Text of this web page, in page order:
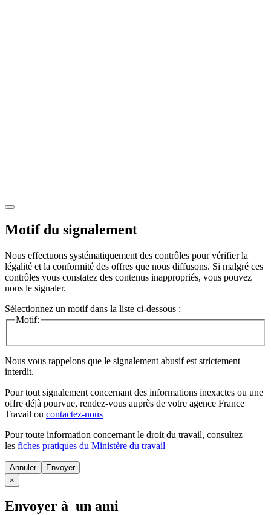
Motif du signalement
Nous effectuons systématiquement des contrôles pour vérifier la
légalité et la conformité des offres que nous diffusons. Si malgré ces
contrôles vous constatez des contenus inappropriés, vous pouvez
nous le signaler.
Sélectionnez un motif dans la liste ci-dessous :
Motif:
Nous vous rappelons que le signalement abusif est strictement
interdit.
Pour tout signalement concernant des informations inexactes ou une
offre déjà pourvue, rendez-vous auprès de votre agence France
Travail ou contactez-nous
Pour toute information concernant le droit du travail, consultez
les fiches pratiques du Ministère du travail
Annuler
×
Envoyer à un ami